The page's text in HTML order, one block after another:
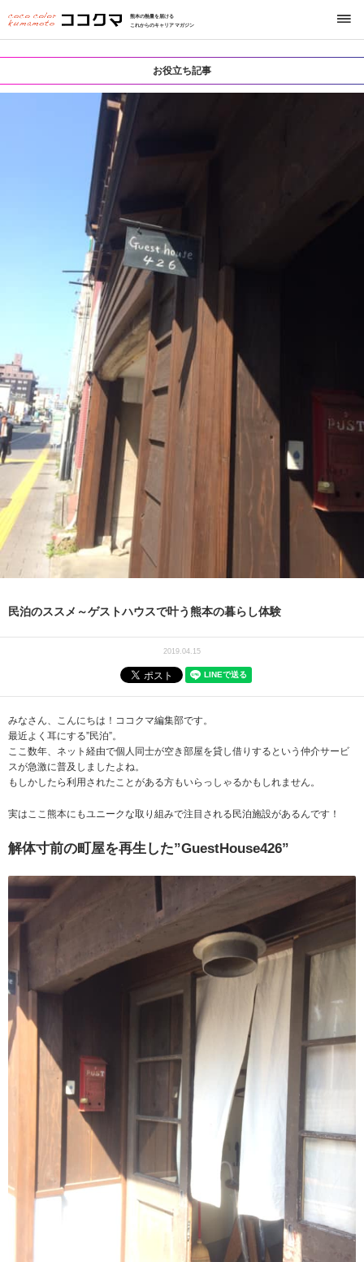
熊本の熱量を届ける
これからのキャリアマガジン
お役立ち記事
民泊のススメ～ゲストハウスで叶う熊本の暮らし体験
2019.04.15
みなさん、こんにちは！ココクマ編集部です。
最近よく耳にする”民泊”。
ここ数年、ネット経由で個人同士が空き部屋を貸し借りするという仲介サービ
スが急激に普及しましたよね。
もしかしたら利用されたことがある方もいらっしゃるかもしれません。
実はここ熊本にもユニークな取り組みで注目される民泊施設があるんです！
解体寸前の町屋を再生した”GuestHouse426”